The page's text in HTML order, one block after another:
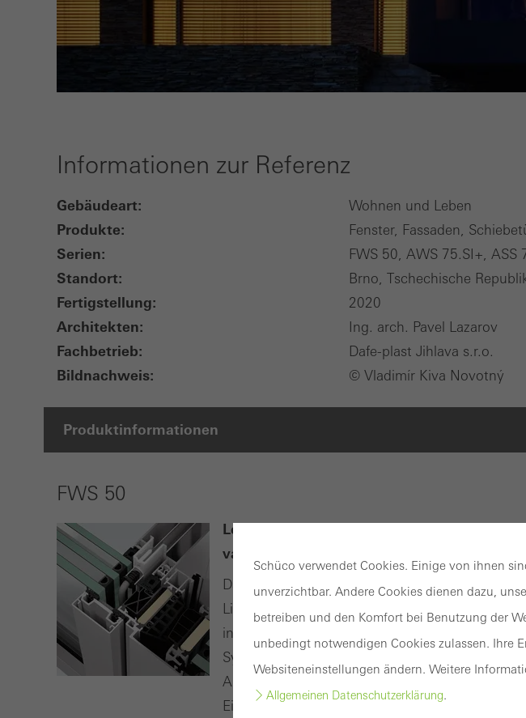
Informationen zur Referenz
Gebäudeart:
Wohnen und Leben
Produkte:
Fenster, Fassaden,
Serien:
FWS 50, AWS 75.SI+, ASS
Standort:
Brno, Tschechische
Fertigstellung:
2020
Architekten:
Ing. arch. Pavel Lazarov
Fachbetrieb:
Dafe-plast Jihlava s.r.o.
Bildnachweis:
© Vladimír Kiva Novotný
Produktinformationen
FWS 50
Leistungsstarke Pfosten-Riegel-Fassade
variantenreiche Lösungen
Das Schüco Fassadensystem FWS 50
Lichtdachbereiche mit hoher Flexibilität und
inklusive optimierter Fertigungs- und
Systemprogramms sind Lösungen für
Anwendungen realisierbar.
Eine transparente, profilintegrierte
Schüco verwendet Cookies. Einige von ihnen
unverzichtbar. Andere Cookies dienen dazu,
betreiben und den Komfort bei Benutzung der
unbedingt notwendigen Cookies zulassen. Ihre
Websiteneinstellungen ändern. Weitere
Allgemeinen Datenschutzerklärung.